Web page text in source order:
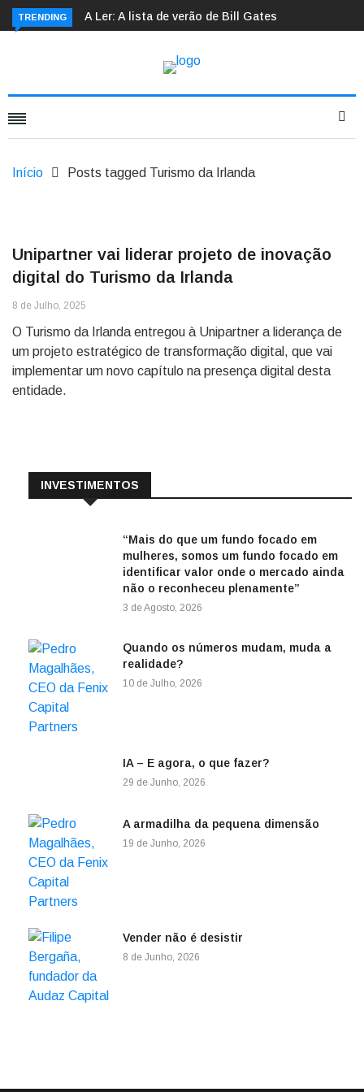
TRENDING A Ler: A lista de verão de Bill Gates
Início Posts tagged Turismo da Irlanda
Unipartner vai liderar projeto de inovação
digital do Turismo da Irlanda
8 de Julho, 2025
O Turismo da Irlanda entregou à Unipartner a liderança de
um projeto estratégico de transformação digital, que vai
implementar um novo capítulo na presença digital desta
entidade.
INVESTIMENTOS
“Mais do que um fundo focado em
mulheres, somos um fundo focado em
identificar valor onde o mercado ainda
não o reconheceu plenamente”
3 de Agosto, 2026
Quando os números mudam, muda a
realidade?
10 de Julho, 2026
IA – E agora, o que fazer?
29 de Junho, 2026
A armadilha da pequena dimensão
19 de Junho, 2026
Vender não é desistir
8 de Junho, 2026